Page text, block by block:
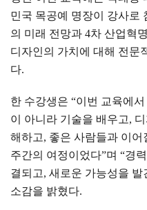
민국 목공예 명장이 강사로
의 미래 전망과 4차 산업혁
디자인의 가치에 대해 전문
다.
한 수강생은 “이번 교육에
이 아니라 기술을 배우고,
해하고, 좋은 사람들과 이어
주간의 여정이었다”며 “경
결되고, 새로운 가능성을 발
소감을 밝혔다.